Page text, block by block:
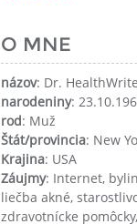
O MNE
názov: Dr.
narodeniny:
rod: Muž
Štát/provincia: New
Krajina: USA
Záujmy: Internet,
liečba akné,
zdravotnícke